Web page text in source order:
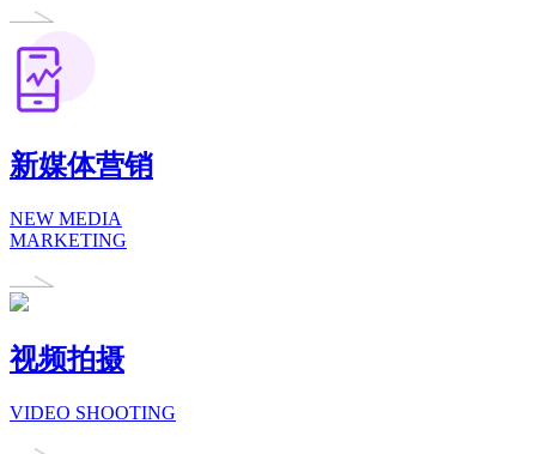
新媒体营销
NEW MEDIA
MARKETING
视频拍摄
VIDEO SHOOTING